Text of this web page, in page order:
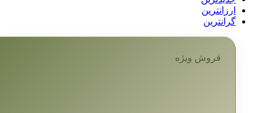
ارزانترین
گرانترین
فروش ویژه